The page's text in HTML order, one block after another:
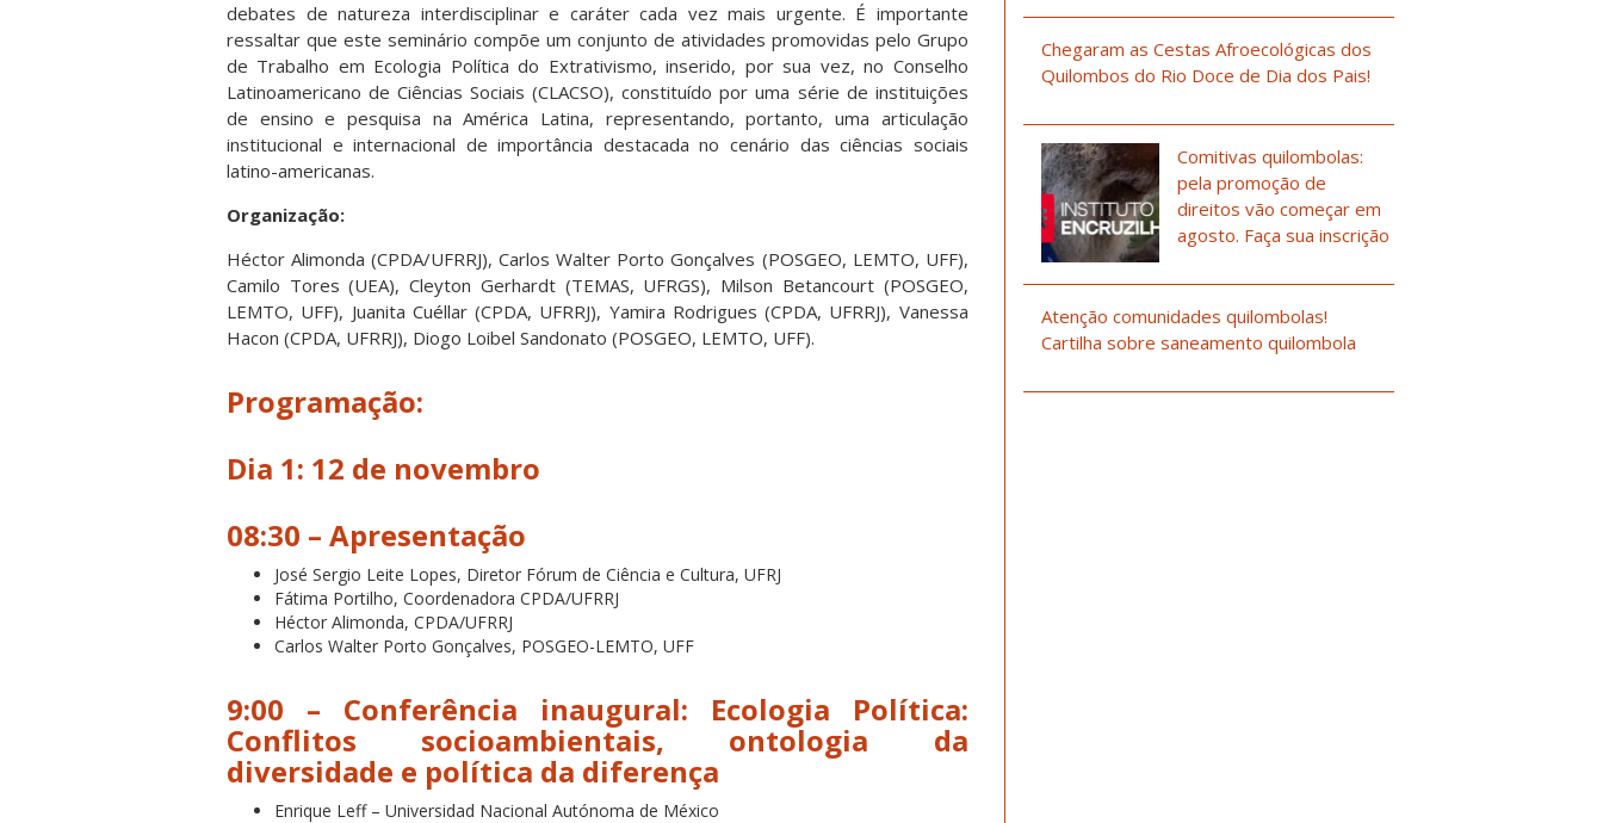
debates de natureza interdisciplinar e caráter cada vez mais urgente. É importante
ressaltar que este seminário compõe um conjunto de atividades promovidas pelo Grupo
de Trabalho em Ecologia Política do Extrativismo, inserido, por sua vez, no Conselho
Latinoamericano de Ciências Sociais (CLACSO), constituído por uma série de instituições
de ensino e pesquisa na América Latina, representando, portanto, uma articulação
institucional e internacional de importância destacada no cenário das ciências sociais
latino-americanas.
Organização:
Héctor Alimonda (CPDA/UFRRJ), Carlos Walter Porto Gonçalves (POSGEO, LEMTO, UFF),
Camilo Tores (UEA), Cleyton Gerhardt (TEMAS, UFRGS), Milson Betancourt (POSGEO,
LEMTO, UFF), Juanita Cuéllar (CPDA, UFRRJ), Yamira Rodrigues (CPDA, UFRRJ), Vanessa
Hacon (CPDA, UFRRJ), Diogo Loibel Sandonato (POSGEO, LEMTO, UFF).
Programação:
Dia 1: 12 de novembro
08:30 – Apresentação
José Sergio Leite Lopes, Diretor Fórum de Ciência e Cultura, UFRJ
Fátima Portilho, Coordenadora CPDA/UFRRJ
Héctor Alimonda, CPDA/UFRRJ
Carlos Walter Porto Gonçalves, POSGEO-LEMTO, UFF
9:00 – Conferência inaugural: Ecologia Política:
Conflitos socioambientais, ontologia da
diversidade e política da diferença
Enrique Leff – Universidad Nacional Autónoma de México
Chegaram as Cestas Afroecológicas dos
Quilombos do Rio Doce de Dia dos Pais!
Comitivas quilombolas:
pela promoção de
direitos vão começar em
agosto. Faça sua inscrição
Atenção comunidades quilombolas!
Cartilha sobre saneamento quilombola